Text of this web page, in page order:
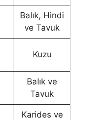
Balık, Hindi
ve Tavuk
Kuzu
Balık ve
Tavuk
Karides ve